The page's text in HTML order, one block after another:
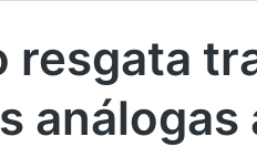
resgata
análogas